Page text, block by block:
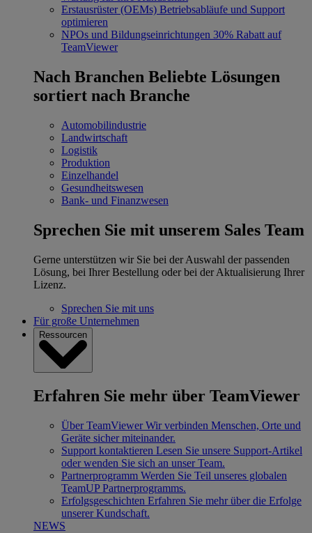
Erstausrüster (OEMs) Betriebsabläufe und Support
optimieren
NPOs und Bildungseinrichtungen 30% Rabatt auf
TeamViewer
Nach Branchen Beliebte Lösungen
sortiert nach Branche
Automobilindustrie
Landwirtschaft
Logistik
Produktion
Einzelhandel
Gesundheitswesen
Bank- und Finanzwesen
Sprechen Sie mit unserem Sales Team
Gerne unterstützen wir Sie bei der Auswahl der passenden
Lösung, bei Ihrer Bestellung oder bei der Aktualisierung Ihrer
Lizenz.
Sprechen Sie mit uns
Für große Unternehmen
Ressourcen
Erfahren Sie mehr über TeamViewer
Über TeamViewer Wir verbinden Menschen, Orte und
Geräte sicher miteinander.
Support kontaktieren Lesen Sie unsere Support-Artikel
oder wenden Sie sich an unser Team.
Partnerprogramm Werden Sie Teil unseres globalen
TeamUP Partnerprogramms.
Erfolgsgeschichten Erfahren Sie mehr über die Erfolge
unserer Kundschaft.
NEWS